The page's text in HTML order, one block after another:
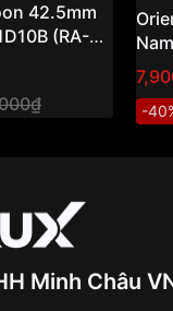
42.5mm
(RA-
-
Minh Châu